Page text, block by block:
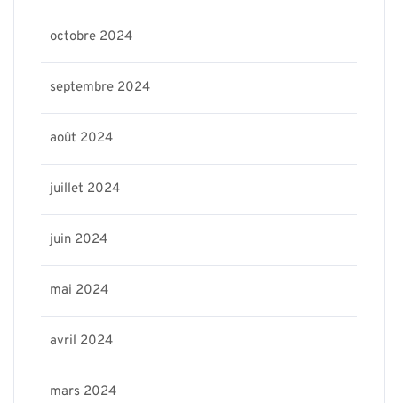
octobre 2024
septembre 2024
août 2024
juillet 2024
juin 2024
mai 2024
avril 2024
mars 2024